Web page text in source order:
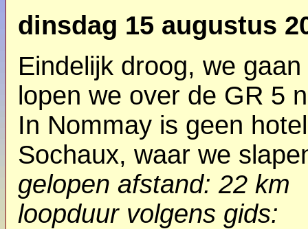
dinsdag 15 augustus
Eindelijk droog, we
lopen we over de GR 5
In Nommay is geen
Sochaux, waar we
gelopen afstand: 22 km
loopduur volgens gids: